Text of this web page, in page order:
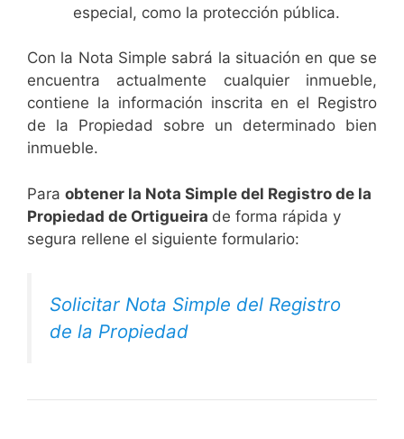
especial, como la protección pública.
Con la Nota Simple sabrá la situación en que se
encuentra actualmente cualquier inmueble,
contiene la información inscrita en el Registro
de la Propiedad sobre un determinado bien
inmueble.
Para obtener la Nota Simple del Registro de la
Propiedad de Ortigueira de forma rápida y
segura rellene el siguiente formulario:
Solicitar Nota Simple del Registro
de la Propiedad